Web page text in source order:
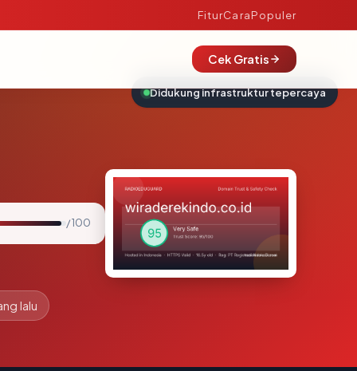
FiturCaraPopuler
Cek Gratis
/ 100
lalu
Didukung infrastruktur tepercaya